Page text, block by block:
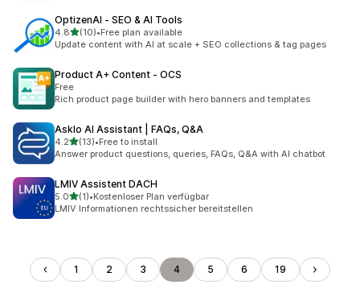
OptizenAI ‑ SEO & AI Tools
4.85つ星中
(10)
合計レビュー数：10件
•Free plan available
Update content with AI at scale + SEO collections & tag pages
Product A+ Content ‑ OCS
Free
Rich product page builder with hero banners and templates
Asklo AI Assistant | FAQs, Q&A
4.25つ星中
(13)
合計レビュー数：13件
•Free to install
Answer product questions, queries, FAQs, Q&A with AI chatbot
LMIV Assistent DACH
5.05つ星中
(1)
合計レビュー数：1件
•Kostenloser Plan verfügbar
LMIV Informationen rechtssicher bereitstellen
1 2 3 4 5 6 19